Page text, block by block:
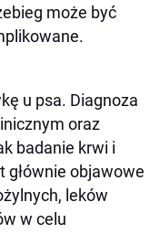
może być
u psa. Diagnoza
oraz
badanie krwi i
głównie objawowe
leków
w celu